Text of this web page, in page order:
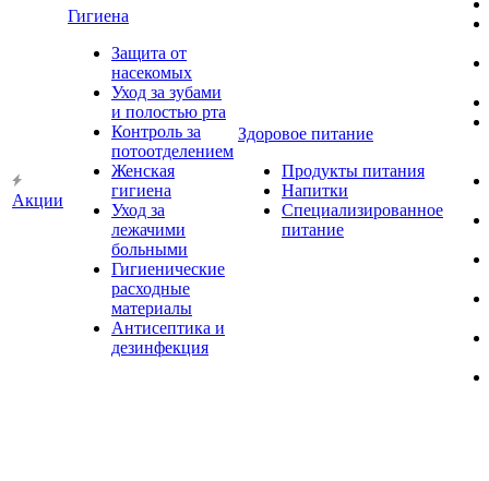
Акции
Гигиена
Защита от
насекомых
Уход за зубами
и полостью рта
Контроль за
потоотделением
Женская
гигиена
Уход за
лежачими
больными
Гигиенические
расходные
материалы
Антисептика и
дезинфекция
Здоровое питание
Продукты питания
Напитки
Специализированное
питание